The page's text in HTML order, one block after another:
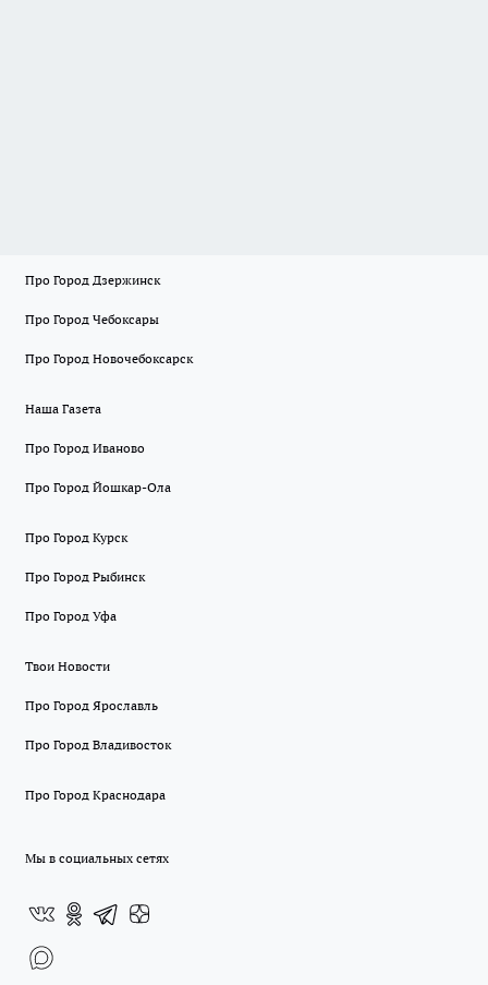
Про Город Дзержинск
Про Город Чебоксары
Про Город Новочебоксарск
Наша Газета
Про Город Иваново
Про Город Йошкар-Ола
Про Город Курск
Про Город Рыбинск
Про Город Уфа
Твои Новости
Про Город Ярославль
Про Город Владивосток
Про Город Краснодара
Мы в социальных сетях